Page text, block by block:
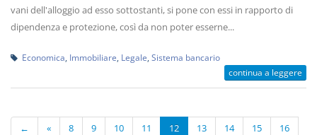
vani dell'alloggio ad esso sottostanti, si pone con essi in rapporto di
dipendenza e protezione, così da non poter esserne...
Economica Immobiliare Legale Sistema bancario
continua a leggere
← « 8 9 10 11 12 13 14 15
16